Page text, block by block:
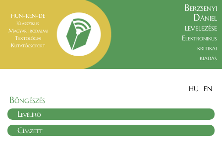
HUN–REN–DE
Klasszikus
Magyar Irodalmi
Textológiai
Kutatócsoport
Berzsenyi
Dániel
levelezése
Elektronikus
kritikai
kiadás
HU EN
Böngészés
Levélíró
Címzett